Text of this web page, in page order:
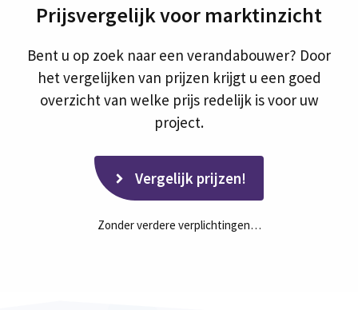
Prijsvergelijk voor marktinzicht
Bent u op zoek naar een verandabouwer? Door
het vergelijken van prijzen krijgt u een goed
overzicht van welke prijs redelijk is voor uw
project.
Vergelijk prijzen!
Zonder verdere verplichtingen…